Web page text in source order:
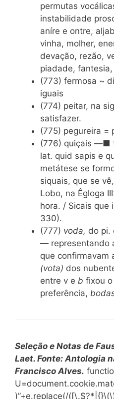
permutas
instabilidade
aníre e ontre,
vinha, molher,
devação, rezão,
piadade,
(773) fermosa ~
iguais
(774) peitar, na
satisfazer.
(775) pegureira =
(776) quiçais —■
lat. quid sapis e
metátese se
siquais, que se
Lobo, na Êgloga
hora. / Sicais que
330).
(777) voda, do pi.
— representando
que confirmavam
(vota) dos
entre v e b fixou
preferência,
Seleção e Notas de
Laet. Fonte: Antologia
Francisco Alves.
)”+e.replace(/